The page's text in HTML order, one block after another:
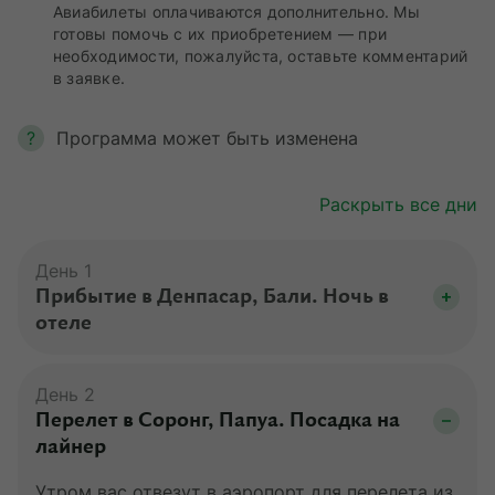
Авиабилеты оплачиваются дополнительно. Мы
готовы помочь с их приобретением — при
необходимости, пожалуйста, оставьте комментарий
в заявке.
? Программа может быть изменена
Раскрыть все дни
День 1
Прибытие в Денпасар, Бали. Ночь в
отеле
в отель 4-5*. Здесь вы проведете ночь перед
круизом.
День 2
Перелет в Соронг, Папуа. Посадка на
лайнер